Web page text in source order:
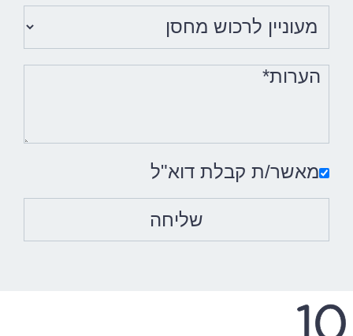
מאשר/ת קבלת דוא"ל